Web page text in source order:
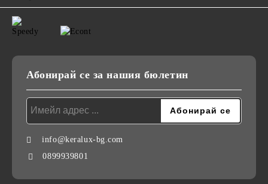
Абонирай се за нашия бюлетин
info@keralux-bg.com
0899939801